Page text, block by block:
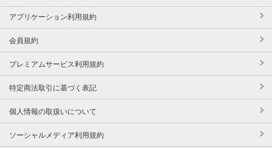
アプリケーション利用規約
会員規約
プレミアムサービス利用規約
特定商法取引に基づく表記
個人情報の取扱いについて
ソーシャルメディア利用規約